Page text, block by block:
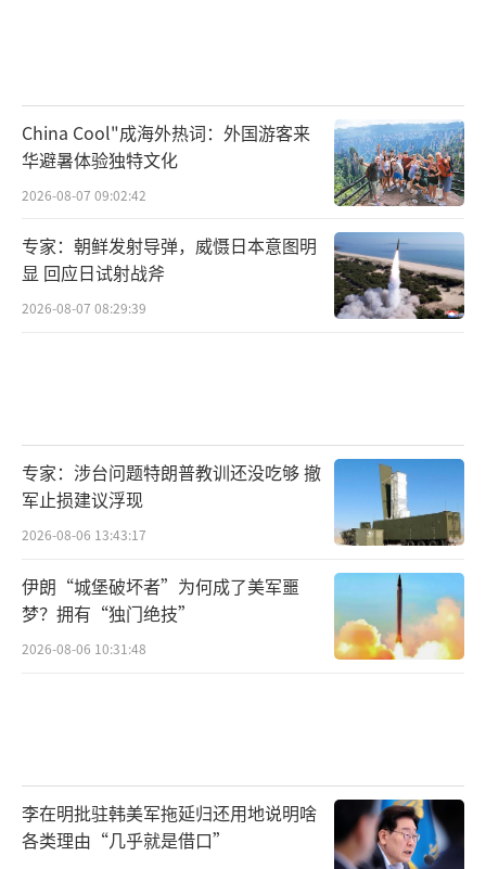
China Cool"成海外热词：外国游客来
华避暑体验独特文化
2026-08-07 09:02:42
专家：朝鲜发射导弹，威慑日本意图明
显 回应日试射战斧
2026-08-07 08:29:39
专家：涉台问题特朗普教训还没吃够 撤
军止损建议浮现
2026-08-06 13:43:17
伊朗“城堡破坏者”为何成了美军噩
梦？拥有“独门绝技”
2026-08-06 10:31:48
李在明批驻韩美军拖延归还用地说明啥
各类理由“几乎就是借口”